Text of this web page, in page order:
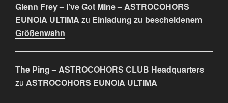
Glenn Frey – I’ve Got Mine – ASTROCOHORS
EUNOIA ULTIMA zu Einladung zu bescheidenem
Größenwahn
The Ping – ASTROCOHORS CLUB Headquarters
zu ASTROCOHORS EUNOIA ULTIMA